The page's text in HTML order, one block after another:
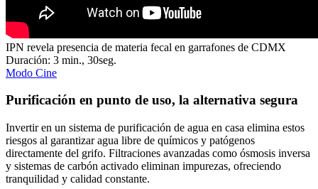
IPN revela presencia de materia fecal en garrafones de CDMX
Duración: 3 min., 30seg.
Modo Cine
Purificación en punto de uso, la alternativa segura
Invertir en un sistema de purificación de agua en casa elimina estos
riesgos al garantizar agua libre de químicos y patógenos
directamente del grifo. Filtraciones avanzadas como ósmosis inversa
y sistemas de carbón activado eliminan impurezas, ofreciendo
tranquilidad y calidad constante.